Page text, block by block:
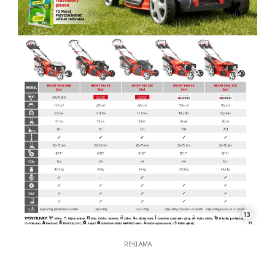
13
REKLAMA